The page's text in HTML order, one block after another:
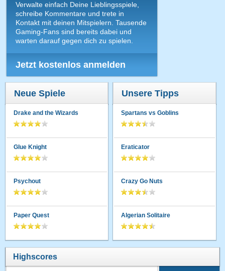
Verwalte einfach Deine Lieblingsspiele,
schreibe Kommentare und trete in
Kontakt mit deinen Mitspielern. Tausende
Gaming-Fans sind bereits dabei und
warten darauf gegen dich zu spielen.
Jetzt kostenlos anmelden
Neue Spiele
Drake and the Wizards
Glue Knight
Psychout
Paper Quest
Unsere Tipps
Spartans vs Goblins
Eraticator
Crazy Go Nuts
Algerian Solitaire
Highscores